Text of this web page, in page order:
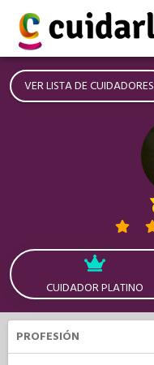
VER LISTA DE CUIDADORES
CUIDADOR PLATINO
PROFESIÓN